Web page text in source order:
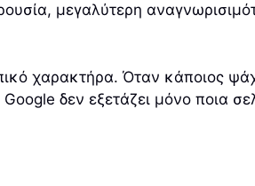
μεγαλύτερη
χαρακτήρα. Όταν κάποιος
δεν εξετάζει μόνο ποια